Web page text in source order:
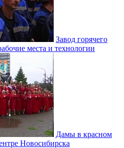
Завод горячего
места и технологии
Дамы в красном
Новосибирска